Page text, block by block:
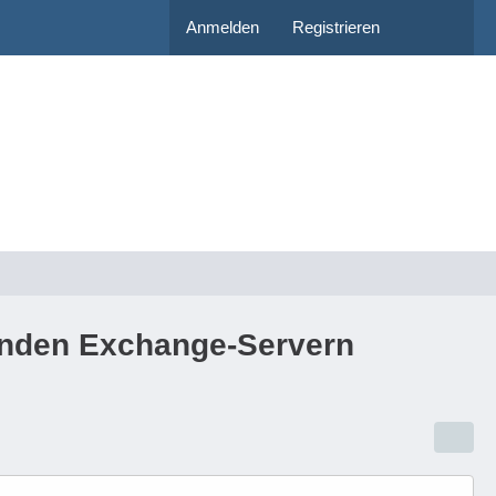
Anmelden Registrieren
Exchange-Servern